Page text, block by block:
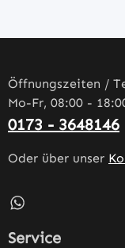
Öffnungszeiten /
Mo-Fr, 08:00 -
0173 - 3648146
Oder über unser
Schreib uns auf
Service